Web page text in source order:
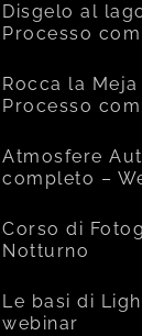
Disgelo al
Processo
Rocca la
Processo
Atmosfere
completo –
Corso di
Notturno
Le basi di
webinar